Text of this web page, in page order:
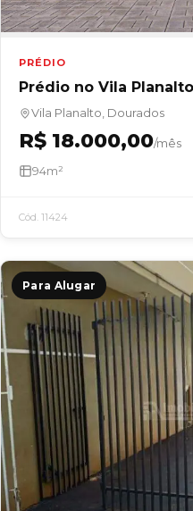
PRÉDIO
Prédio no Vila
Vila Planalto, Dourados
R$ 18.000,00/mês
94m²
Cód. 11424
Para Alugar